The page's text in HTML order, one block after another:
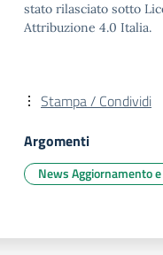
stato rilasciato sotto
Attribuzione 4.0 Italia.
Stampa / Condividi
Argomenti
News Aggiornamento